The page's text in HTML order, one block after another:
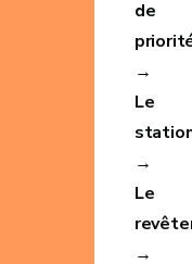
de
→
Le
→
Le
→